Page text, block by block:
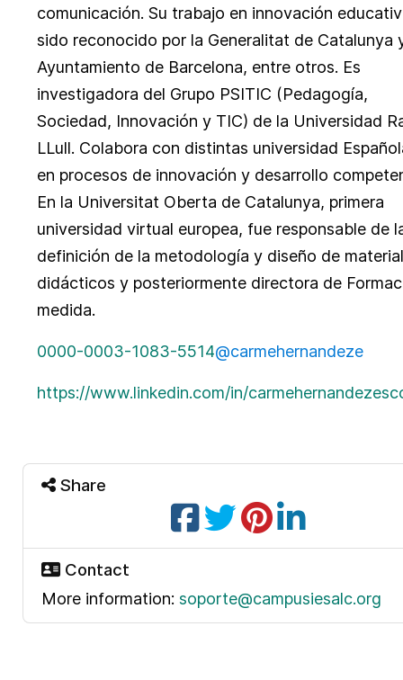
comunicación. Su trabajo en innovación
sido reconocido por la Generalitat de Catalunya
Ayuntamiento de Barcelona, entre otros. Es
investigadora del Grupo PSITIC (Pedagogía,
Sociedad, Innovación y TIC) de la Universidad
LLull. Colabora con distintas universidad
en procesos de innovación y desarrollo
En la Universitat Oberta de Catalunya, primera
universidad virtual europea, fue responsable de
definición de la metodología y diseño de
didácticos y posteriormente directora de
medida.
0000-0003-1083-5514@carmehernandeze
https://www.linkedin.com/in/
Share
Contact
More information: soporte@campusiesalc.org